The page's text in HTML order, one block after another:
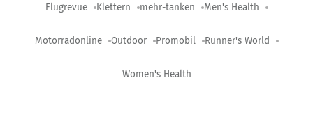
Flugrevue Klettern mehr-tanken Men's Health
Motorradonline Outdoor Promobil Runner's World
Women's Health